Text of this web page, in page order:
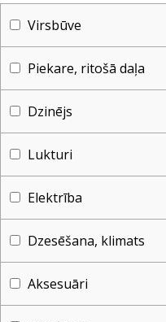
Virsbūve
Piekare, ritošā daļa
Dzinējs
Lukturi
Elektrība
Dzesēšana, klimats
Aksesuāri